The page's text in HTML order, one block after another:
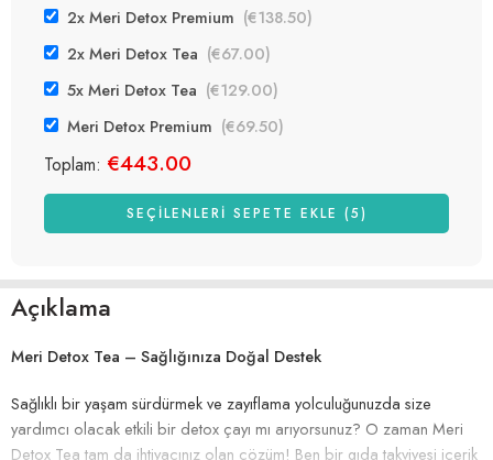
2x Meri Detox Premium (€138.50)
2x Meri Detox Tea (€67.00)
5x Meri Detox Tea (€129.00)
Meri Detox Premium (€69.50)
Toplam: €443.00
SEÇILENLERI SEPETE EKLE (5)
Açıklama
Meri Detox Tea – Sağlığınıza Doğal Destek
Sağlıklı bir yaşam sürdürmek ve zayıflama yolculuğunuzda size
yardımcı olacak etkili bir detox çayı mı arıyorsunuz? O zaman Meri
Detox Tea tam da ihtiyacınız olan çözüm! Ben bir gıda takviyesi içerik